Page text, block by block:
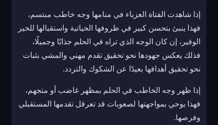
إذا شاهدت الفتاة العزباء في منامها وجه خاطب مبتسم،
فهذا ينبئ بتحسن كبير في ظروفها الحياتية واستقبالها للخير
الوفير، إن كان الوجه الذي تراه في الحلم جذابًا وجميلًا،
فذلك يعكس جهودها نحو تحقيق تقدم مهني والمشي بثبات
نحو تحقيق أهدافها بعيدًا عن الشكوك والتردد.
إذا ظهر وجه الخاطب في الحلم بمظهر غاضب أو متجهم،
فهذا يوحي بمواجهتها لصعوبات قد تعرقل تقدمها المستقبلي
وفرصها.